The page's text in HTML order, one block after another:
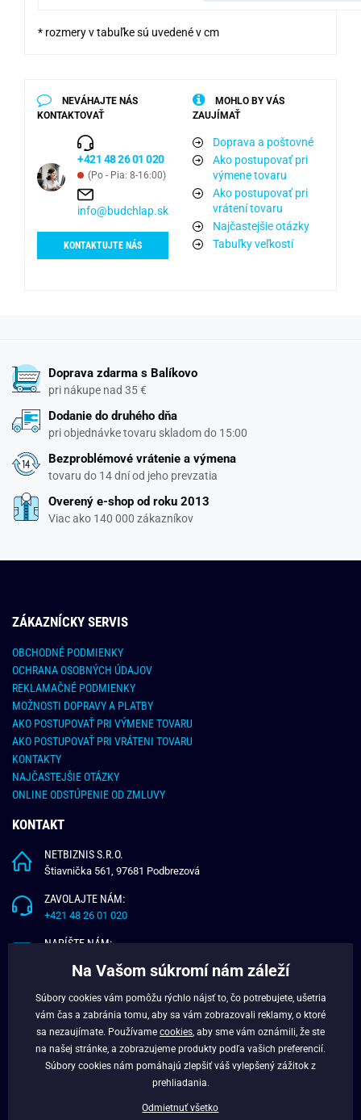
* rozmery v tabuľke sú uvedené v cm
NEVÁHAJTE NÁS
KONTAKTOVAŤ
+421 48 26 01 020
(Po - Pia: 8-16:00)
info@budchlap.sk
KONTAKTUJTE NÁS
MOHLO BY VÁS
ZAUJÍMAŤ
Doprava a poštovné
Ako postupovať pri
výmene tovaru
Ako postupovať pri
vrátení tovaru
Najčastejšie otázky
Tabuľky veľkostí
Doprava zdarma s Balíkovo
pri nákupe nad 35 €
Dodanie do druhého dňa
pri objednávke tovaru skladom do 15:00
Bezproblémové vrátenie a výmena
tovaru do 14 dní od jeho prevzatia
Overený e-shop od roku 2013
Viac ako 140 000 zákazníkov
ZÁKAZNÍCKY SERVIS
OBCHODNÉ PODMIENKY
OCHRANA OSOBNÝCH ÚDAJOV
REKLAMAČNÉ PODMIENKY
MOŽNOSTI DOPRAVY A PLATBY
AKO POSTUPOVAŤ PRI VÝMENE TOVARU
AKO POSTUPOVAŤ PRI VRÁTENI TOVARU
KONTAKTY
NAJČASTEJŠIE OTÁZKY
ONLINE ODSTÚPENIE OD ZMLUVY
KONTAKT
NETBIZNIS S.R.O.
Štiavnička 561, 97681 Podbrezová
ZAVOLAJTE NÁM:
+421 48 26 01 020
NAPÍŠTE NÁM:
O NÁS
VERNOSTNÝ PROGRAM
BLOG
Na Vašom súkromí nám záleží
Súbory cookies vám pomôžu rýchlo nájsť to, čo potrebujete, ušetria
vám čas a zabránia tomu, aby sa vám zobrazovali reklamy, o ktoré
sa nezaujímate. Používame cookies , aby sme vám oznámili, že ste
na našej stránke, a zobrazujeme produkty podľa vašich preferencií.
Súbory cookies nám pomáhajú zlepšiť váš vylepšený zážitok z
prehliadania.
Odmietnuť všetko